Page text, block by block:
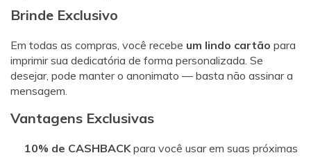
Brinde Exclusivo
Em todas as compras, você recebe um lindo cartão para
imprimir sua dedicatória de forma personalizada. Se
desejar, pode manter o anonimato — basta não assinar a
mensagem.
Vantagens Exclusivas
10% de CASHBACKpara você usar em suas próximas